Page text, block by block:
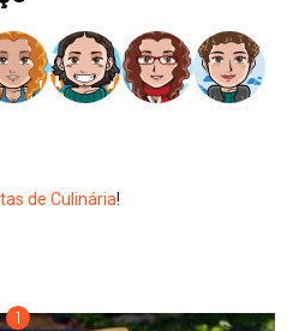
de Culinária!